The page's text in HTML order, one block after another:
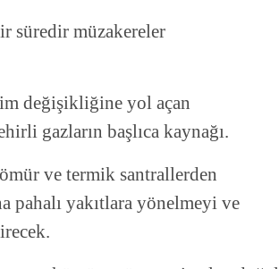
süredir müzakereler
değişikliğine yol açan
gazların başlıca kaynağı.
ve termik santrallerden
pahalı yakıtlara yönelmeyi ve